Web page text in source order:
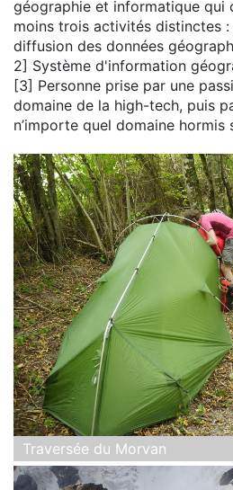
géographie et informatique qui
moins trois activités distinctes
diffusion des données
2] Système d'information
[3] Personne prise par une
domaine de la high-tech, puis
n’importe quel domaine hormis
Traversée du Morvan